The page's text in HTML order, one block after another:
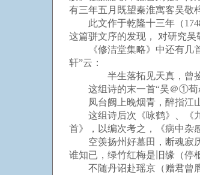
有三年五月既望秦淮寓客吴敬
此文作于乾隆十三年（1748
这篇骈文序的发现， 对研究吴
《修洁堂集略》中还有几首
轩”云：
半生落拓见天真，曾捡残
这组诗的末一首“吴＠①荀
凤台阙上晚烟青，醉指江山
这组诗后次《咏鹤》、《九
首》，以编次考之，《病中杂
空羡扬州好墓田，断魂寂历
谁知已，绿竹红梅是旧缘（停
不随丹诏赴瑶京（赠君曾膺